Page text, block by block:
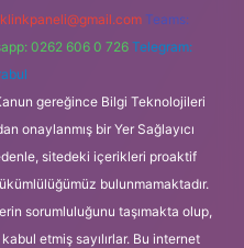
Teams:
0262 606 0 726 Telegram:
gereğince Bilgi Teknolojileri
onaylanmış bir Yer Sağlayıcı
sitedeki içerikleri proaktif
bulunmamaktadır.
sorumluluğunu taşımakta olup,
etmiş sayılırlar. Bu internet